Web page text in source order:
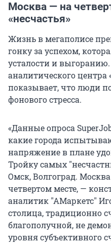
Москва — на
«несчастья»
Жизнь в мегаполисе
гонку за успехом,
усталости и
аналитического центра
показывает, что люди
фонового стресса.
«Данные опроса
какие города
напряжение в плане
Тройку самых "
Омск, Волгоград.
четвертом месте, —
аналитик "АМаркетс"
столица, традиционно
благополучной, не
уровня субъективного